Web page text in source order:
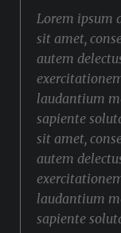
Lorem ipsum
sit amet,
autem
laudantium
sapiente
sit amet,
autem
laudantium
sapiente